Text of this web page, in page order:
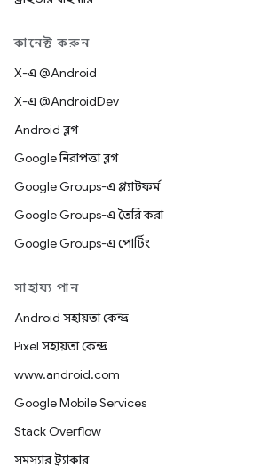
কানেক্ট করুন
X-এ @Android
X-এ @AndroidDev
Android ব্লগ
Google নিরাপত্তা ব্লগ
Google Groups-এ প্ল্যাটফর্ম
Google Groups-এ তৈরি করা
Google Groups-এ পোর্টিং
সাহায্য পান
Android সহায়তা কেন্দ্র
Pixel সহায়তা কেন্দ্র
www.android.com
Google Mobile Services
Stack Overflow
সমস্যার ট্র্যাকার